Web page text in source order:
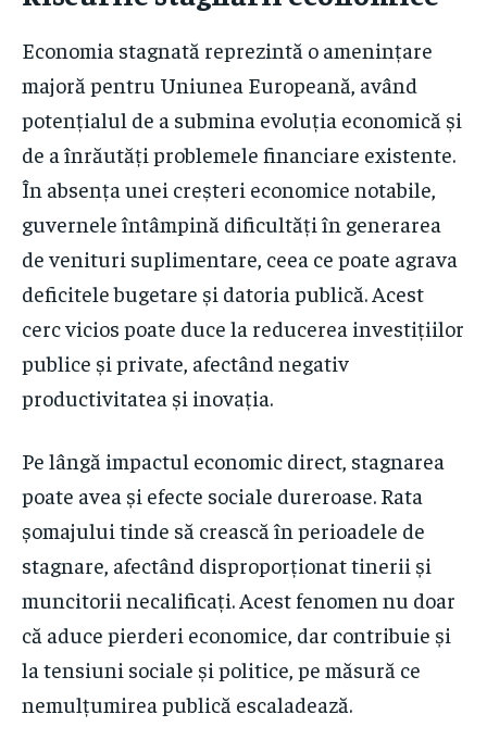
Economia stagnată reprezintă o amenințare
majoră pentru Uniunea Europeană, având
potențialul de a submina evoluția economică și
de a înrăutăți problemele financiare existente.
În absența unei creșteri economice notabile,
guvernele întâmpină dificultăți în generarea
de venituri suplimentare, ceea ce poate agrava
deficitele bugetare și datoria publică. Acest
cerc vicios poate duce la reducerea investițiilor
publice și private, afectând negativ
productivitatea și inovația.
Pe lângă impactul economic direct, stagnarea
poate avea și efecte sociale dureroase. Rata
șomajului tinde să crească în perioadele de
stagnare, afectând disproporționat tinerii și
muncitorii necalificați. Acest fenomen nu doar
că aduce pierderi economice, dar contribuie și
la tensiuni sociale și politice, pe măsură ce
nemulțumirea publică escaladează.